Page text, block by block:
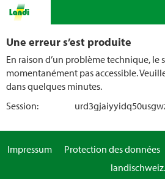
Une erreur s’est produite
En raison d’un problème technique, le
momentanément pas accessible.
dans quelques minutes.
Session:
Impressum Protection des données